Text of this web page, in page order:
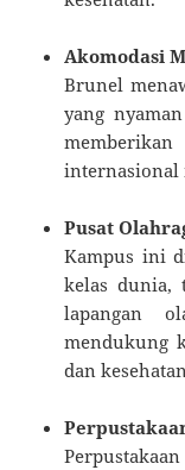
Akomodasi
Brunel
yang
internasional
Pusat
Kampus ini
kelas dunia,
lapangan
mendukung
dan